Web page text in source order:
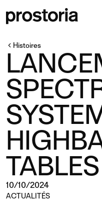
Histoires
10/10/2024
ACTUALITÉS